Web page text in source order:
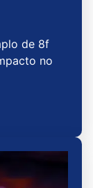
de 8f
no